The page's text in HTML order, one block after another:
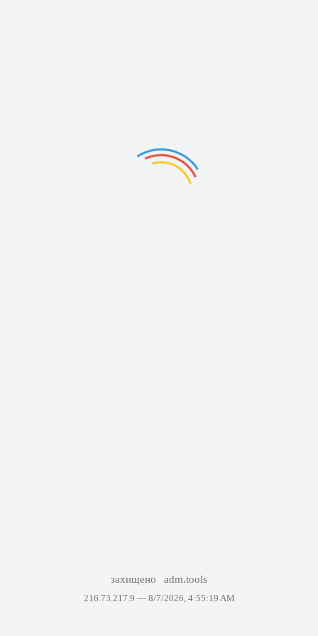
захищено adm.tools
216.73.217.9 — 8/7/2026, 4:55:19 AM